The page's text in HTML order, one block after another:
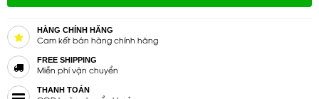
HÀNG CHÍNH HÃNG
Cam kết bán hàng chính hãng
FREE SHIPPING
Miễn phí vận chuyển
THANH TOÁN